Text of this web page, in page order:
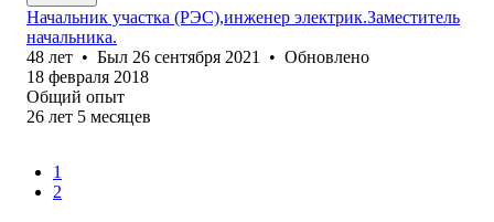
Начальник участка (РЭС),инженер электрик.Заместитель
начальника.
48 лет • Был 26 сентября 2021 • Обновлено
18 февраля 2018
Общий опыт
26 лет 5 месяцев
1
2